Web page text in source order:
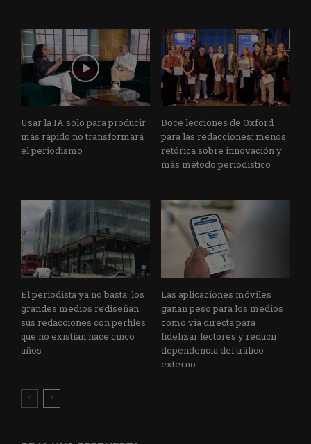
Usar la IA solo para producir
más rápido no transformará
el periodismo
Doce lecciones de Oxford
para las redacciones: menos
retórica sobre innovación y
más método periodístico
El periodista ya no basta: los
grandes medios rediseñan
sus redacciones con perfiles
que no existían hace cinco
años
Las aplicaciones móviles
ganan peso para los medios
como vía directa para
fidelizar lectores y reducir
dependencia del tráfico
externo